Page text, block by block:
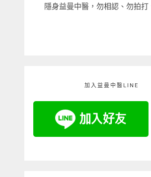
隱身益曼中醫，勿相認、勿拍打
加入益曼中醫LINE